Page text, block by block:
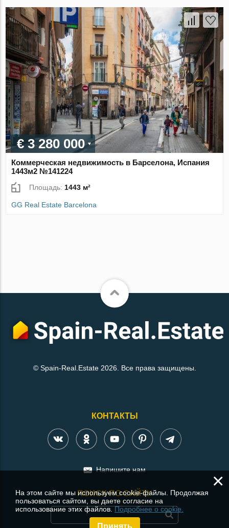
€ 3 280 000
Коммерческая недвижимость в Барселона, Испания
1443м2 №141224
Площадь: 1443 м²
GG Real Estate Barcelona
© Spain-Real.Estate 2026. Все права защищены.
КОНТАКТЫ
Напишите нам
ПОИСК ПО САЙТУ
×
На этом сайте мы используем cookie-файлы. Продолжая
пользоваться сайтом, вы даете согласие на
использование этих файлов.Подробнее о cookie.
Принять